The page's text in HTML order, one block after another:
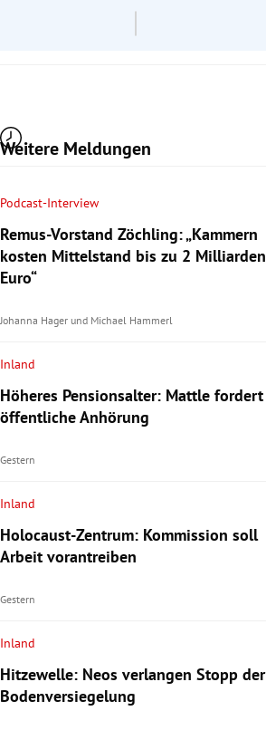
Weitere Meldungen
Podcast-Interview
Remus-Vorstand Zöchling: „Kammern
kosten Mittelstand bis zu 2 Milliarden
Euro“
Johanna Hager und Michael Hammerl
Inland
Höheres Pensionsalter: Mattle fordert
öffentliche Anhörung
Gestern
Inland
Holocaust-Zentrum: Kommission soll
Arbeit vorantreiben
Gestern
Inland
Hitzewelle: Neos verlangen Stopp der
Bodenversiegelung